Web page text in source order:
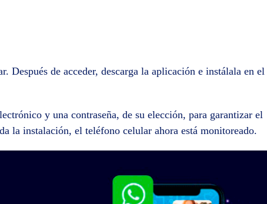
Después de acceder, descarga la aplicación e instálala en el
y una contraseña, de su elección, para garantizar el
la instalación, el teléfono celular ahora está monitoreado.